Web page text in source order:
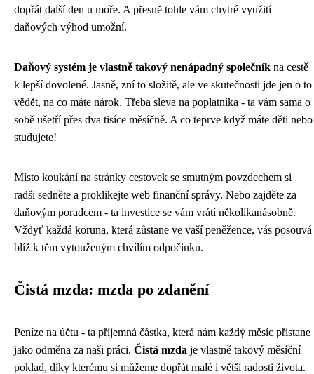
dopřát další den u moře. A přesně tohle vám chytré využití
daňových výhod umožní.
Daňový systém je vlastně takový nenápadný společník na cestě
k lepší dovolené. Jasně, zní to složitě, ale ve skutečnosti jde jen o to
vědět, na co máte nárok. Třeba sleva na poplatníka - ta vám sama o
sobě ušetří přes dva tisíce měsíčně. A co teprve když máte děti nebo
studujete!
Místo koukání na stránky cestovek se smutným povzdechem si
radši sedněte a proklikejte web finanční správy. Nebo zajděte za
daňovým poradcem - ta investice se vám vrátí několikanásobně.
Vždyť každá koruna, která zůstane ve vaší peněžence, vás posouvá
blíž k těm vytouženým chvílím odpočinku.
Čistá mzda: mzda po zdanění
Peníze na účtu - ta příjemná částka, která nám každý měsíc přistane
jako odměna za naši práci. Čistá mzda je vlastně takový měsíční
poklad, díky kterému si můžeme dopřát malé i větší radosti života.